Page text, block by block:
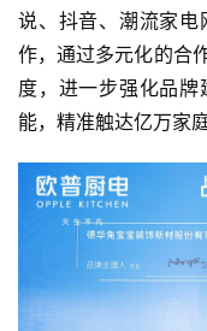
说、抖音、潮流家
作，通过多元化的合
度，进一步强化品
能，精准触达亿万家庭